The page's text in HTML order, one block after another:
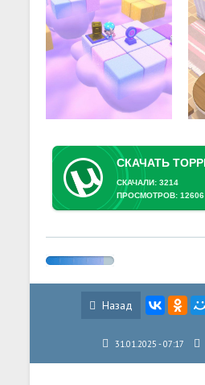
СКАЧАЛИ: 3214
ПРОСМОТРОВ: 12606
Назад
31.01.2025 - 07:17